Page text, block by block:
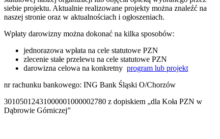
siebie projektu. Aktualnie realizowane projekty można znaleźć na
naszej stronie oraz w aktualnościach i ogłoszeniach.
Wpłaty darowizny można dokonać na kilka sposobów:
jednorazowa wpłata na cele statutowe PZN
zlecenie stałe przelewu na cele statutowe PZN
darowizna celowa na konkretny program lub projekt
nr rachunku bankowego: ING Bank Śląski O/Chorzów
30105012431000001000002780 z dopiskiem „dla Koła PZN w
Dąbrowie Górniczej”